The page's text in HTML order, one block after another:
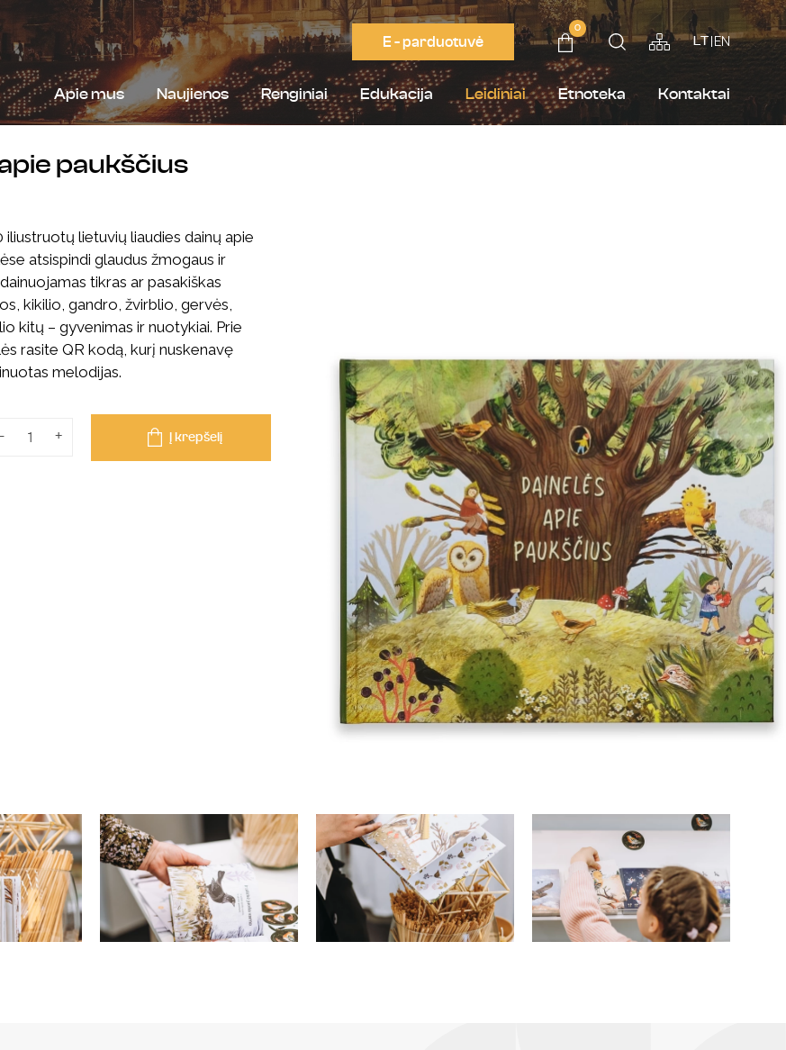
E - parduotuvė
0
LT EN
Apie mus Naujienos Renginiai Edukacija Leidiniai Etnoteka Kontaktai
paukščius
iliustruotų lietuvių liaudies dainų apie
atsispindi glaudus žmogaus ir
tikras ar pasakiškas
kikilio, gandro, žvirblio, gervės,
kitų – gyvenimas ir nuotykiai. Prie
rasite QR kodą, kurį nuskenavę
melodijas.
- + Į krepšelį